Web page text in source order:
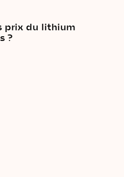
prix du lithium
?